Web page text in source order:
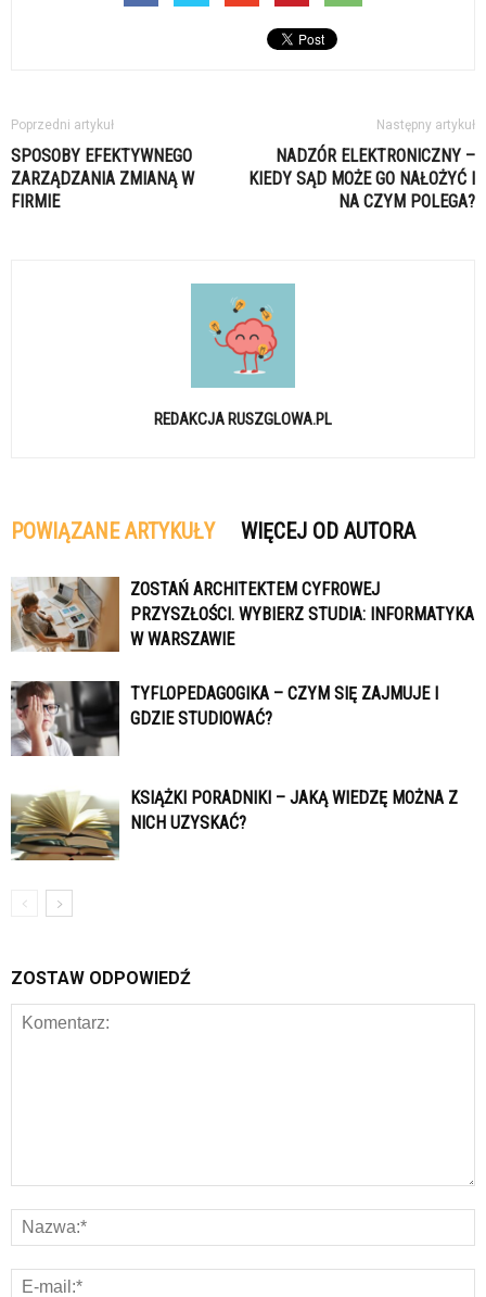
Poprzedni artykuł
SPOSOBY EFEKTYWNEGO
ZARZĄDZANIA ZMIANĄ W
FIRMIE
Następny artykuł
NADZÓR ELEKTRONICZNY –
KIEDY SĄD MOŻE GO NAŁOŻYĆ I
NA CZYM POLEGA?
REDAKCJA RUSZGLOWA.PL
POWIĄZANE ARTYKUŁY WIĘCEJ OD AUTORA
ZOSTAŃ ARCHITEKTEM CYFROWEJ
PRZYSZŁOŚCI. WYBIERZ STUDIA: INFORMATYKA
W WARSZAWIE
TYFLOPEDAGOGIKA – CZYM SIĘ ZAJMUJE I
GDZIE STUDIOWAĆ?
KSIĄŻKI PORADNIKI – JAKĄ WIEDZĘ MOŻNA Z
NICH UZYSKAĆ?
ZOSTAW ODPOWIEDŹ